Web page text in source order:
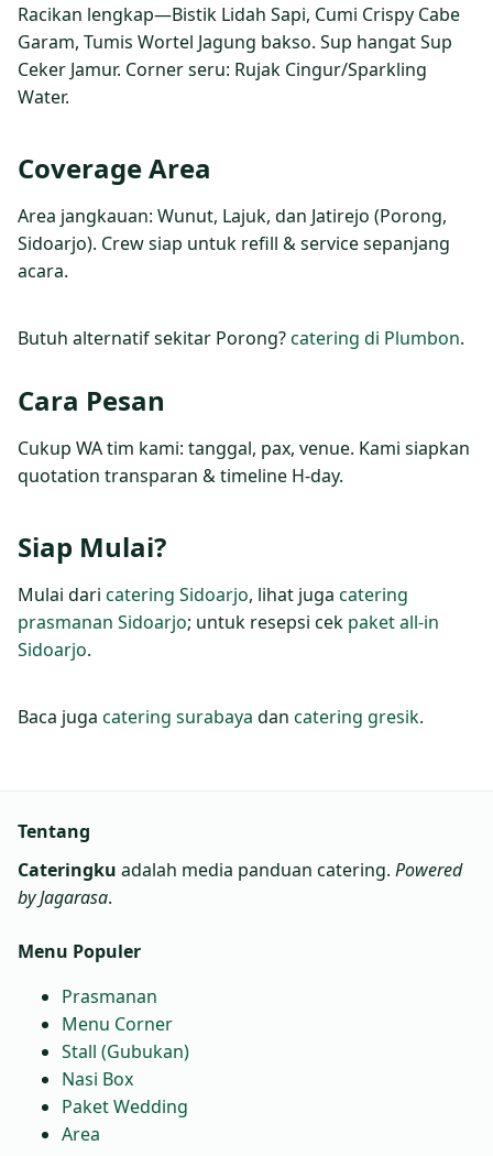
Racikan lengkap—Bistik Lidah Sapi, Cumi Crispy Cabe
Garam, Tumis Wortel Jagung bakso. Sup hangat Sup
Ceker Jamur. Corner seru: Rujak Cingur/Sparkling
Water.
Coverage Area
Area jangkauan: Wunut, Lajuk, dan Jatirejo (Porong,
Sidoarjo). Crew siap untuk refill & service sepanjang
acara.
Butuh alternatif sekitar Porong?catering di Plumbon.
Cara Pesan
Cukup WA tim kami: tanggal, pax, venue. Kami siapkan
quotation transparan & timeline H‑day.
Siap Mulai?
Mulai dari catering Sidoarjo, lihat juga catering
prasmanan Sidoarjo; untuk resepsi cek paket all‑in
Sidoarjo.
Baca juga catering surabaya dan catering gresik.
Tentang
Cateringku adalah media panduan catering. Powered
by Jagarasa.
Menu Populer
Prasmanan
Menu Corner
Stall (Gubukan)
Nasi Box
Paket Wedding
Area